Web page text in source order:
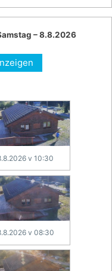
– 8.8.2026
v 10:30
v 08:30